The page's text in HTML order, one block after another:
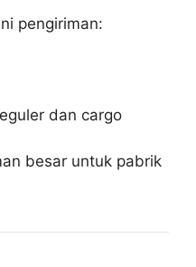
pengiriman:
dan cargo
besar untuk pabrik